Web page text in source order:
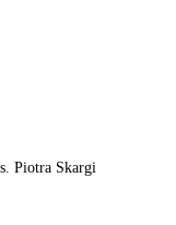
Piotra Skargi